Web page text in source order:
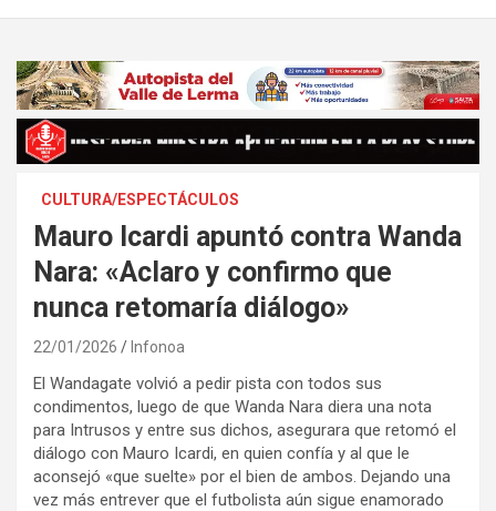
CULTURA/ESPECTÁCULOS
Mauro Icardi apuntó contra Wanda
Nara: «Aclaro y confirmo que
nunca retomaría diálogo»
22/01/2026 Infonoa
El Wandagate volvió a pedir pista con todos sus
condimentos, luego de que Wanda Nara diera una nota
para Intrusos y entre sus dichos, asegurara que retomó el
diálogo con Mauro Icardi, en quien confía y al que le
aconsejó «que suelte» por el bien de ambos. Dejando una
vez más entrever que el futbolista aún sigue enamorado